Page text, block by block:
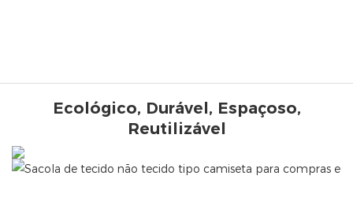
Ecológico, Durável, Espaçoso,
Reutilizável